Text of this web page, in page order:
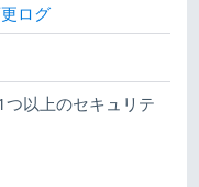
ログ
以上のセキュリテ